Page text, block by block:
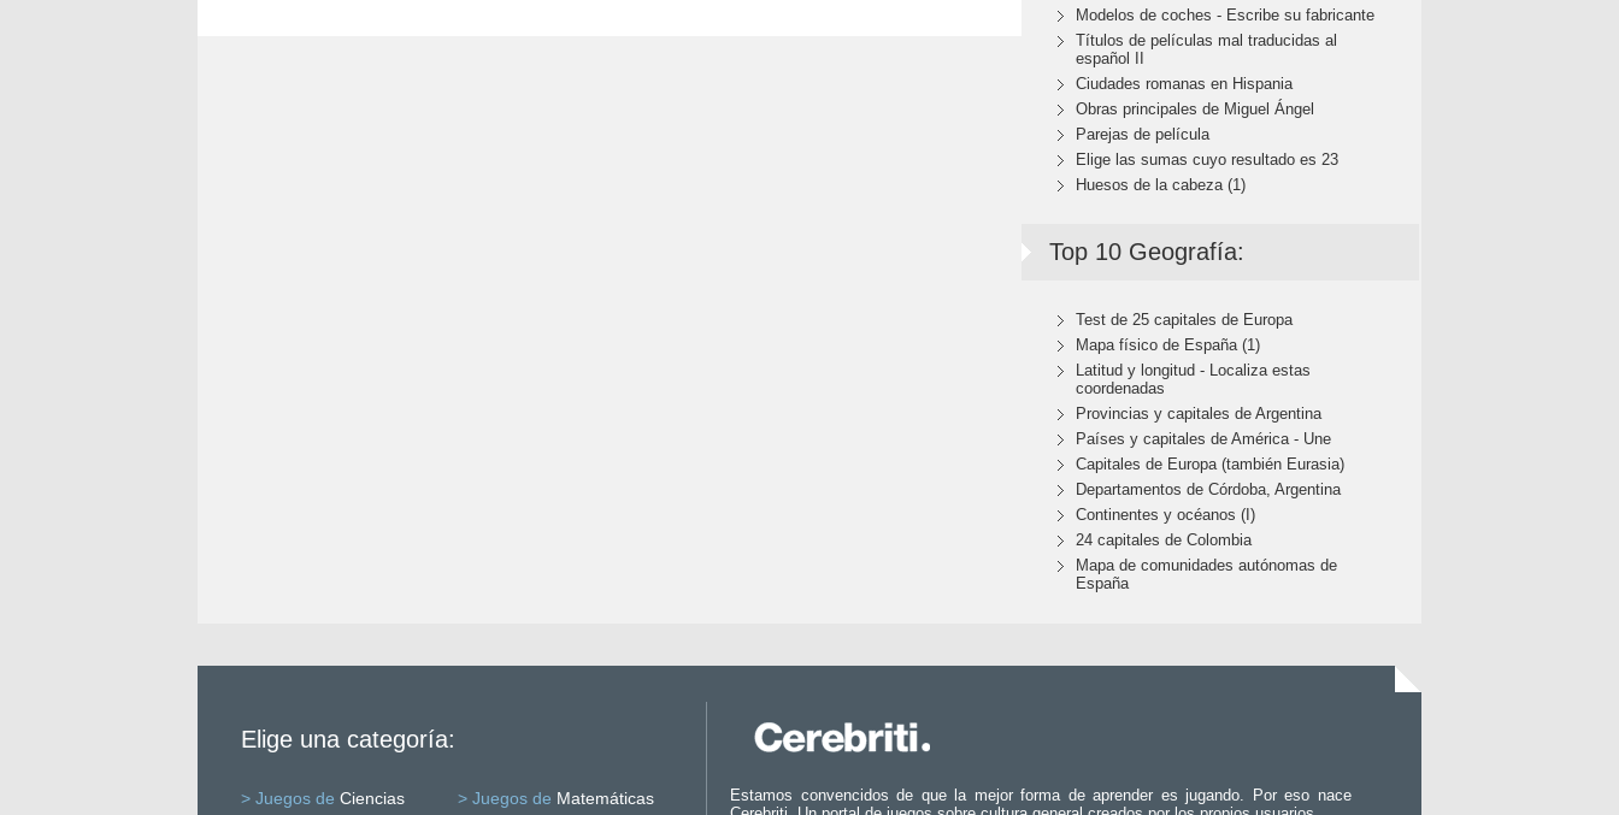
Modelos de coches - Escribe su fabricante
Títulos de películas mal traducidas al
español II
Ciudades romanas en Hispania
Obras principales de Miguel Ángel
Parejas de película
Elige las sumas cuyo resultado es 23
Huesos de la cabeza (1)
Top 10 Geografía:
Test de 25 capitales de Europa
Mapa físico de España (1)
Latitud y longitud - Localiza estas
coordenadas
Provincias y capitales de Argentina
Países y capitales de América - Une
Capitales de Europa (también Eurasia)
Departamentos de Córdoba, Argentina
Continentes y océanos (I)
24 capitales de Colombia
Mapa de comunidades autónomas de
España
Elige una categoría:
> Juegos de Ciencias > Juegos de Matemáticas
Estamos convencidos de que la mejor forma de aprender es jugando. Por eso nace